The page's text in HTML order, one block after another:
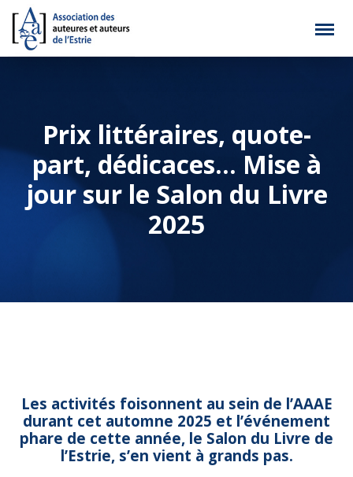
Prix littéraires, quote-
part, dédicaces… Mise à
jour sur le Salon du Livre
2025
Les activités foisonnent au sein de l’AAAE
durant cet automne 2025 et l’événement
phare de cette année, le Salon du Livre de
l’Estrie, s’en vient à grands pas.